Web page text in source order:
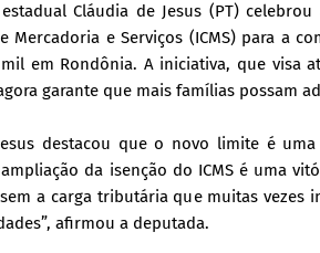
Cláudia de Jesus (PT)
Mercadoria e Serviços (ICMS) para a
mil em Rondônia. A iniciativa, que visa
garante que mais famílias possam
destacou que o novo limite é
da isenção do ICMS é uma
a carga tributária que muitas vezes
afirmou a deputada.